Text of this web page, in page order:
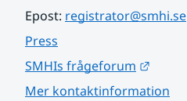
Epost: registrator@smhi.se
Press
SMHIs frågeforum
Mer kontaktinformation